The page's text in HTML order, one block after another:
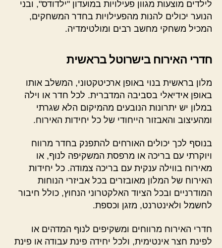
לילדים מוצעות מגוון פעילויות במועדון "ילדודס", ובני
הנוער יכולים להנות מהפעילויות בחדר המשחקים,
המכיל משחקי מחשב רבים ומולטימדיה.
חדרי האירוח בישרוטל בראשית
מלון בראשית בנוי באופן ארכיטקטוני, המשלב אותו
באופן אידיאלי בסביבה המדברית. לכל חדר או וילה
במלון יש יתרונות הנובעים מהמיקום הלא שגרתי
ומהעיצוב והאבזור הייחודי של כל יחידות האירוח.
בנוסף לכך יכולים האורחים להתפנק בחדר מרווח
ויוקרתי עם בריכה או מרפסת המשקיפה לנוף, או
מאירוח בווילה ענקית עם בריכה צמודה. כל יחידות
האירוח של המלון מאובזרים בכל אביזרי הנוחות
המודרניים ובכל הציוד האלקטרוני הנחוץ, כולל חיבור
לחשמל ולאינטרנט, מזגן וכספת.
חדרי האירוח מרווחים ומשקיפים לנוף המדהים או
לפינת חצר אינטימית, ולכל יחידה פינת עבודה או פינת